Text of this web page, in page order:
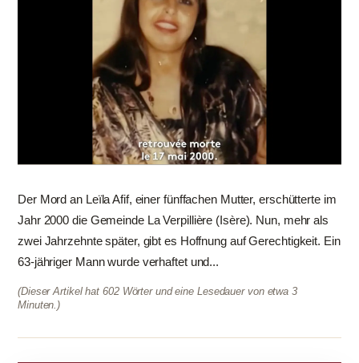
Der Mord an Leïla Afif, einer fünffachen Mutter, erschütterte im
Jahr 2000 die Gemeinde La Verpillière (Isère). Nun, mehr als
zwei Jahrzehnte später, gibt es Hoffnung auf Gerechtigkeit. Ein
63-jähriger Mann wurde verhaftet und...
(Dieser Artikel hat 602 Wörter und eine Lesedauer von etwa 3
Minuten.)